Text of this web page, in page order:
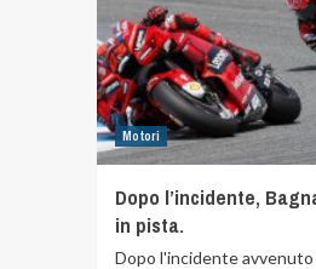
Motori
Dopo l’incidente,
in pista.
Dopo l'incidente avvenuto